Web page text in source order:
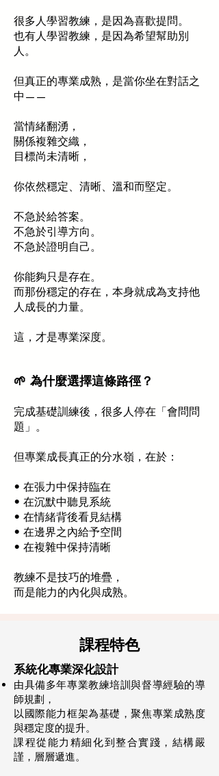
很多人學習教練，是因為喜歡提問。
也有人學習教練，是因為希望幫助別
人。
但真正的專業成熟，是當你坐在對話之
中——
當情緒翻湧，
關係複雜交織，
目標尚未清晰，
你依然穩定、清晰、溫和而堅定。
不急於給答案。
不急於引導方向。
不急於證明自己。
你能夠只是存在。
而那份穩定的存在，本身就成為支持他
人成長的力量。
這，才是專業深度。
🌱 為什麼選擇這條路徑？
完成基礎訓練後，很多人停在「會問問
題」。
但專業成長真正的分水嶺，在於：
• 在張力中保持臨在
• 在沉默中聽見系統
• 在情緒背後看見結構
• 在邊界之內給予空間
• 在複雜中保持清晰
教練不是技巧的堆疊，
而是能力的內化與成熟。
課程特色
系統化專業深化設計
由具備多年專業教練培訓與督導經驗的導
師規劃，
以國際能力框架為基礎，聚焦專業成熟度
與穩定度的提升。
課程從能力精細化到整合實踐，結構嚴
謹，層層遞進。